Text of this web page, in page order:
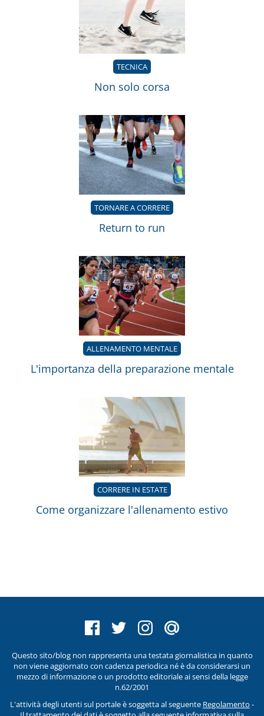
TECNICA
Non solo corsa
TORNARE A CORRERE
Return to run
ALLENAMENTO MENTALE
L'importanza della preparazione mentale
CORRERE IN ESTATE
Come organizzare l'allenamento estivo
Questo sito/blog non rappresenta una testata giornalistica in quanto
non viene aggiornato con cadenza periodica né è da considerarsi un
mezzo di informazione o un prodotto editoriale ai sensi della legge
n.62/2001
L'attività degli utenti sul portale è soggetta al seguente Regolamento -